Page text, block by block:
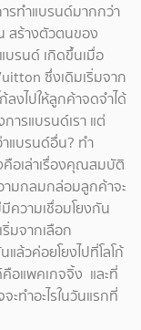
รทำแบรนด์มากกว่า
สร้างตัวตนของ
บรนด์ เกิดขึ้นเมื่อ
ซึ่งเดิมเริ่มจาก
ลงไปให้ลูกค้าจดจำได้
ารแบรนด์เรา แต่
าแบรนด์อื่น? ทำ
คือเล่าเรื่องคุณสมบัติ
ามกลมกล่อมลูกค้าจะ
ความเชื่อมโยงกัน
ริ่มจากเลือก
ล้วค่อยโยงไปที่โลโก้
อแพคเกจจิ้ง และที่
ะทำอะไรในวันแรกที่